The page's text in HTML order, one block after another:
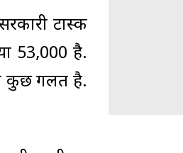
टास्क
53,000 है.
कुछ गलत है.